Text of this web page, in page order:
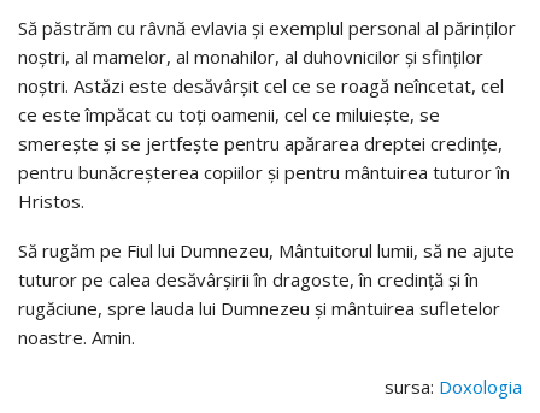
Să păstrăm cu râvnă evlavia și exemplul personal al părinților
noștri, al mamelor, al monahilor, al duhovnicilor și sfinților
noștri. Astăzi este desăvârșit cel ce se roagă neîncetat, cel
ce este împăcat cu toți oamenii, cel ce miluiește, se
smerește și se jertfește pentru apărarea dreptei credințe,
pentru bunăcreșterea copiilor și pentru mântuirea tuturor în
Hristos.
Să rugăm pe Fiul lui Dumnezeu, Mântuitorul lumii, să ne ajute
tuturor pe calea desăvârșirii în dragoste, în credință și în
rugăciune, spre lauda lui Dumnezeu și mântuirea sufletelor
noastre. Amin.
sursa: Doxologia